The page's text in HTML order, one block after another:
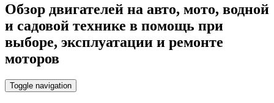
Обзор двигателей на авто, мото, водной
и садовой технике в помощь при
выборе, эксплуатации и ремонте
моторов
Toggle navigation